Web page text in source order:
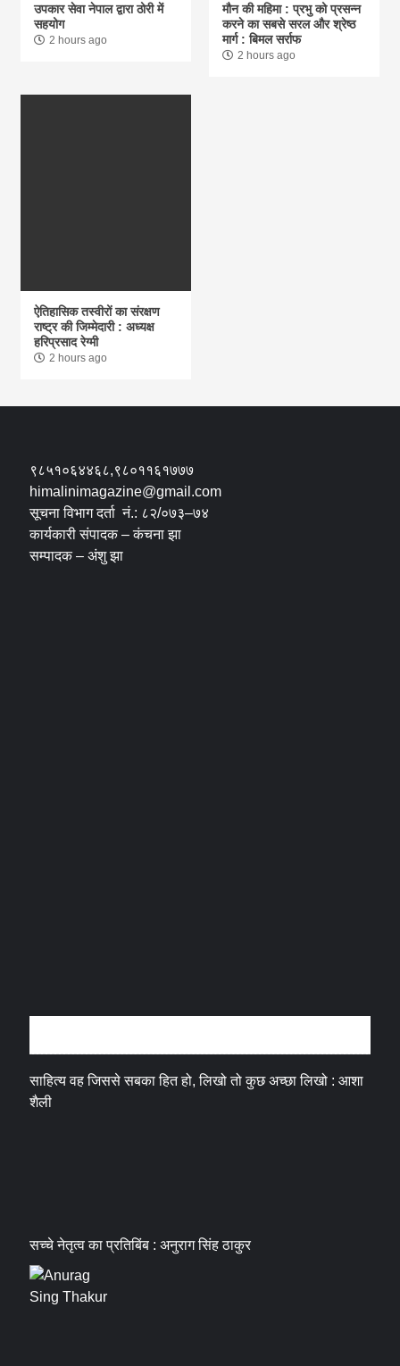
उपकार सेवा नेपाल द्वारा ठोरी में
सहयोग
2 hours ago
मौन की महिमा : प्रभु को प्रसन्न
करने का सबसे सरल और श्रेष्ठ
मार्ग : बिमल सर्राफ
2 hours ago
ऐतिहासिक तस्वीरों का संरक्षण
राष्ट्र की जिम्मेदारी : अध्यक्ष
हरिप्रसाद रेग्मी
2 hours ago
९८५१०६४४६८,९८०११६१७७७
himalinimagazine@gmail.com
सूचना विभाग दर्ता नं.: ८२/०७३–७४
कार्यकारी संपादक – कंचना झा
सम्पादक – अंशु झा
साहित्य वह जिससे सबका हित हो, लिखो तो कुछ अच्छा लिखो : आशा
शैली
सच्चे नेतृत्व का प्रतिबिंब : अनुराग सिंह ठाकुर